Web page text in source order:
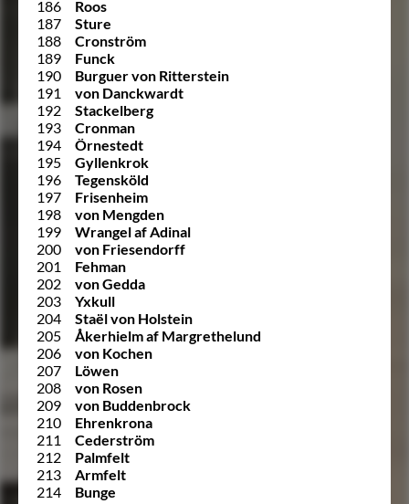
186
Roos
187
Sture
188
Cronström
189
Funck
190
Burguer von Ritterstein
191
von Danckwardt
192
Stackelberg
193
Cronman
194
Örnestedt
195
Gyllenkrok
196
Tegensköld
197
Frisenheim
198
von Mengden
199
Wrangel af Adinal
200
von Friesendorff
201
Fehman
202
von Gedda
203
Yxkull
204
Staël von Holstein
205
Åkerhielm af Margrethelund
206
von Kochen
207
Löwen
208
von Rosen
209
von Buddenbrock
210
Ehrenkrona
211
Cederström
212
Palmfelt
213
Armfelt
214
Bunge